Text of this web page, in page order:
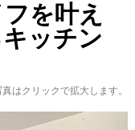
を叶え
ッチン
はクリックで拡大します。